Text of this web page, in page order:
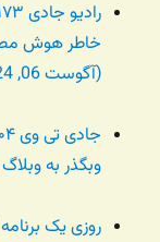
خاطر هوش
(آگوست 06, 2024)
وبگذر به وبلاگ
روزی یک